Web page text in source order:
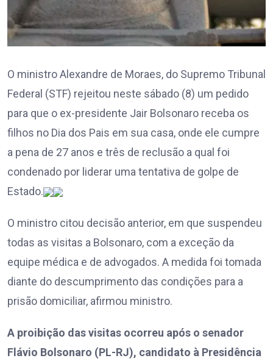
O ministro Alexandre de Moraes, do Supremo Tribunal
Federal (STF) rejeitou neste sábado (8) um pedido
para que o ex-presidente Jair Bolsonaro receba os
filhos no Dia dos Pais em sua casa, onde ele cumpre
a pena de 27 anos e três de reclusão a qual foi
condenado por liderar uma tentativa de golpe de
Estado.
O ministro citou decisão anterior, em que suspendeu
todas as visitas a Bolsonaro, com a exceção da
equipe médica e de advogados. A medida foi tomada
diante do descumprimento das condições para a
prisão domiciliar, afirmou ministro.
A proibição das visitas ocorreu após o senador
Flávio Bolsonaro (PL-RJ), candidato à Presidência